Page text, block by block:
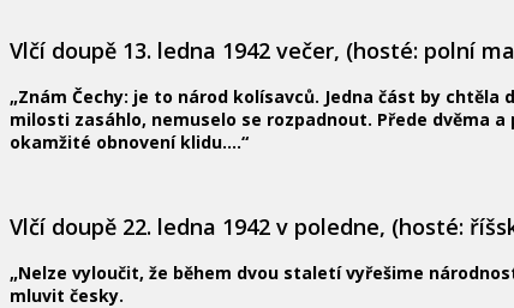
Vlčí doupě 13. ledna 1942 večer, (hosté: polní
„Znám Čechy: je to národ kolísavců. Jedna část by
milosti zasáhlo, nemuselo se rozpadnout. Přede dvěma
okamžité obnovení klidu….“
Vlčí doupě 22. ledna 1942 v poledne, (hosté:
„Nelze vyloučit, že během dvou staletí vyřešime
mluvit česky.